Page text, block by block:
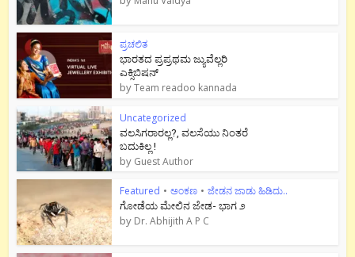
ಪ್ರಚಲಿತ
ಭಾರತದ ಪ್ರಪ್ರಥಮ ಜ್ಯುವೆಲ್ಲರಿ
ಎಕ್ಸಿಬಿಷನ್
byTeam readoo kannada
Uncategorized
ವಲಸಿಗರಾರಲ್ಲ?, ವಲಸೆಯು ನಿಂತರೆ
ಬದುಕಿಲ್ಲ !
by Guest Author
Featured • ಅಂಕಣ • ಜೇಡನ ಜಾಡು ಹಿಡಿದು..
ಗೋಡೆಯ ಮೇಲಿನ ಜೇಡ- ಭಾಗ ೨
by Dr. Abhijith A P C